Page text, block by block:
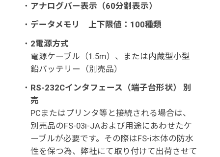
・ アナログバー表示（60分割表示）
・ データメモリ 上下限値：100種類
・ 2電源方式
電源ケーブル（1.5m）、または内蔵型小型
鉛バッテリー（別売品）
・ RS-232Cインタフェース（端子台形状） 別
売
PCまたはプリンタ等と接続される場合は、
別売品のFS-03i-JAおよび用途にあわせたケ
ーブルが必要です。その際はFS-i本体の防水
性を保つ為、弊社にて取り付けて出荷させて